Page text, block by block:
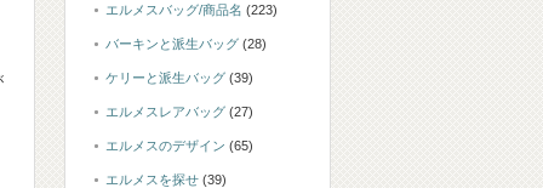
エルメスバッグ/商品名 (223)
バーキンと派生バッグ (28)
ケリーと派生バッグ (39)
エルメスレアバッグ (27)
エルメスのデザイン (65)
エルメスを探せ (39)